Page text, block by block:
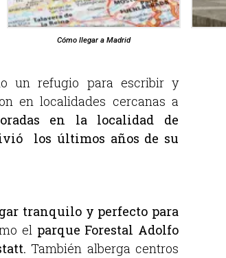
Cómo llegar a Madrid
un refugio para escribir y
en localidades cercanas a
en la localidad de
los últimos años de su
tranquilo y perfecto para
el parque Forestal Adolfo
También alberga centros